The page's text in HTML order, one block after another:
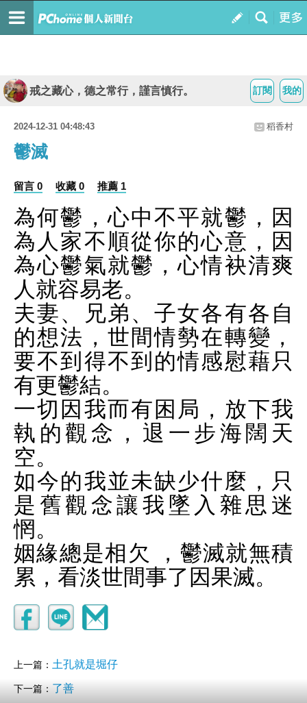
我的
訂閱
戒之藏心，德之常行，謹言慎行。
2024-12-31 04:48:43 稻香村
鬱滅
留言 0 收藏 0 推薦 1
為何鬱，心中不平就鬱，因
為人家不順從你的心意，因
為心鬱氣就鬱，心情袂清爽
人就容易老。
夫妻、兄弟、子女各有各自
的想法，世間情勢在轉變，
要不到得不到的情感慰藉只
有更鬱結。
一切因我而有困局，放下我
執的觀念，退一步海闊天
空。
如今的我並未缺少什麼，只
是舊觀念讓我墜入雜思迷
惘。
姻緣總是相欠 ，鬱滅就無積
累，看淡世間事了因果滅。
上一篇： 土孔就是堀仔
下一篇： 了善